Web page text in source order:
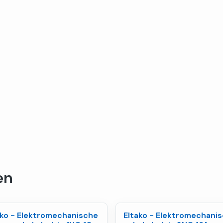
- Elektromechanische
Eltako -